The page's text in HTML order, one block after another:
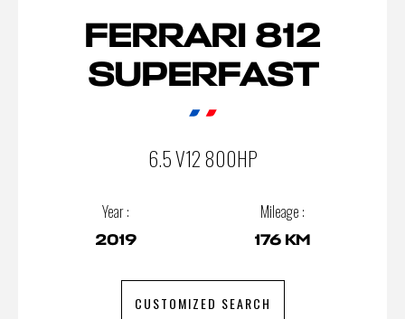
FERRARI 812
SUPERFAST
6.5 V12 800HP
Year :
2019
Mileage :
176 KM
CUSTOMIZED SEARCH